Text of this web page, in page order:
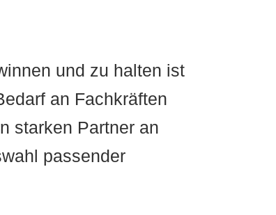
und zu halten ist
an Fachkräften
starken Partner an
passender